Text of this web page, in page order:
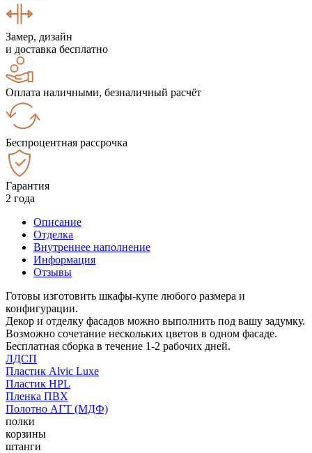
Замер, дизайн
и доставка бесплатно
Оплата наличными, безналичный расчёт
Беспроцентная рассрочка
Гарантия
2 года
Описание
Отделка
Внутреннее наполнение
Информация
Отзывы
Готовы изготовить шкафы-купе любого размера и
конфигурации.
Декор и отделку фасадов можно выполнить под вашу задумку.
Возможно сочетание нескольких цветов в одном фасаде.
Бесплатная сборка в течение 1-2 рабочих дней.
ЛДСП
Пластик Alvic Luxe
Пластик HPL
Пленка ПВХ
Полотно АГТ (МДФ)
полки
корзины
штанги